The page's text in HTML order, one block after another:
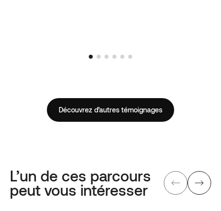
Découvrez d’autres témoignages
L’un de ces parcours
peut vous intéresser